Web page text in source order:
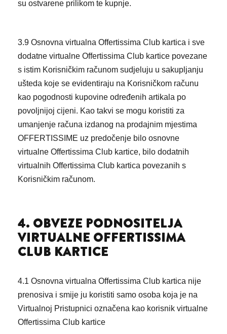
su ostvarene prilikom te kupnje.
3.9 Osnovna virtualna Offertissima Club kartica i sve
dodatne virtualne Offertissima Club kartice povezane
s istim Korisničkim računom sudjeluju u sakupljanju
ušteda koje se evidentiraju na Korisničkom računu
kao pogodnosti kupovine određenih artikala po
povoljnijoj cijeni. Kao takvi se mogu koristiti za
umanjenje računa izdanog na prodajnim mjestima
OFFERTISSIME uz predočenje bilo osnovne
virtualne Offertissima Club kartice, bilo dodatnih
virtualnih Offertissima Club kartica povezanih s
Korisničkim računom.
4. OBVEZE PODNOSITELJA
VIRTUALNE OFFERTISSIMA
CLUB KARTICE
4.1 Osnovna virtualna Offertissima Club kartica nije
prenosiva i smije ju koristiti samo osoba koja je na
Virtualnoj Pristupnici označena kao korisnik virtualne
Offertissima Club kartice